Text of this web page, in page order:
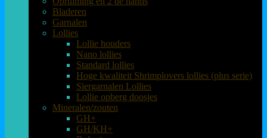
Bladeren
Garnalen
Lollies
Lollie houders
Nano lollies
Standard lollies
Hoge kwaliteit Shrimplovers lollies (plus serie)
Siergarnalen Lollies
Lollie opberg doosjes
Mineralen/zouten
GH+
GH/KH+